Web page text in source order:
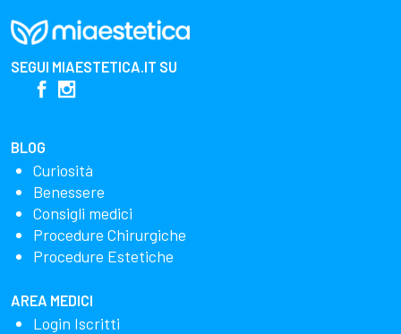
SEGUI MIAESTETICA.IT SU
BLOG
Curiosità
Benessere
Consigli medici
Procedure Chirurgiche
Procedure Estetiche
AREA MEDICI
Login Iscritti